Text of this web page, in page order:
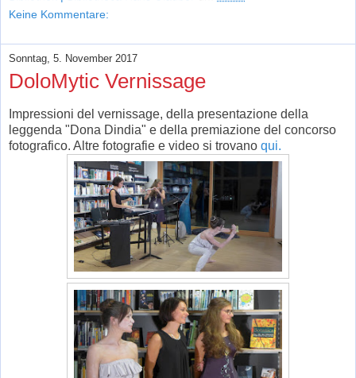
Keine Kommentare:
Sonntag, 5. November 2017
DoloMytic Vernissage
Impressioni del vernissage, della presentazione della
leggenda "Dona Dindia" e della premiazione del concorso
fotografico. Altre fotografie e video si trovano qui.